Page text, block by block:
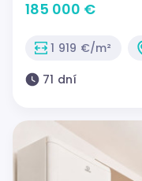
Zlatovská
185 000 €
1 919 €/m²
71 dní